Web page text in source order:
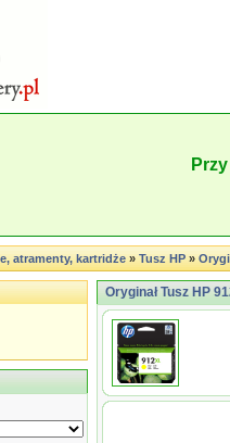
atramenty, kartridże»Tusz HP»
Oryginał Tusz HP